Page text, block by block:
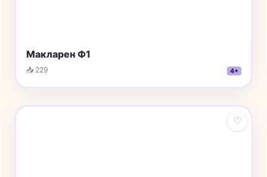
Макларен Ф1
📥 229 4+
♡